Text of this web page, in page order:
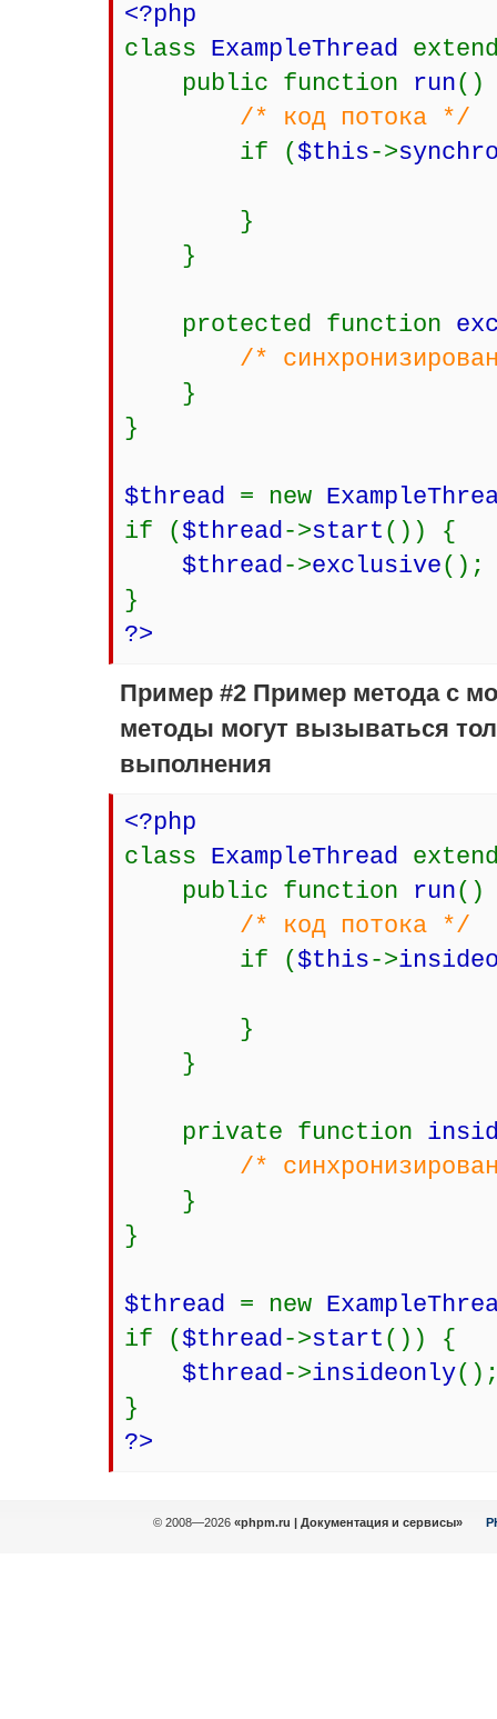
<?php
class ExampleThread
public function run()
/* код потока */
if ($this->
}
}
protected function
/*
}
}
$thread = new
if ($thread->start ()) {
$thread->exclusive();
}
?>
Пример #2 Пример метода с
методы могут вызываться
выполнения
<?php
class ExampleThread
public function run()
/* код потока */
if ($this->
}
}
private function
/*
}
}
$thread = new
if ($thread->start ()) {
$thread->insideonly
}
?>
© 2008—2026 «phpm.ru | Документация и сервисы»